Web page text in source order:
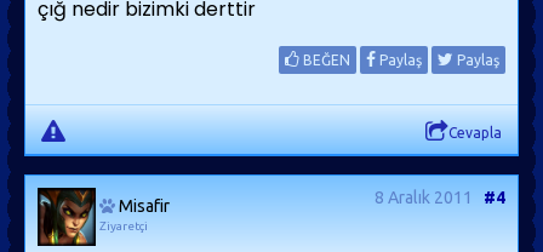
çığ nedir bizimki derttir
BEĞEN Paylaş Paylaş
Cevapla
Misafir
Ziyaretçi
8 Aralık 2011 #4